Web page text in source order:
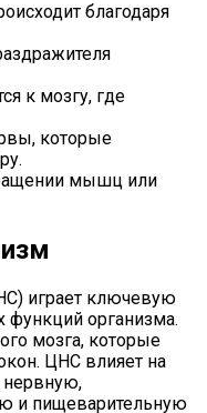
благодаря
к мозгу, где
которые
мышц или
играет ключевую
функций организма.
мозга, которые
ЦНС влияет на
нервную,
и пищеварительную